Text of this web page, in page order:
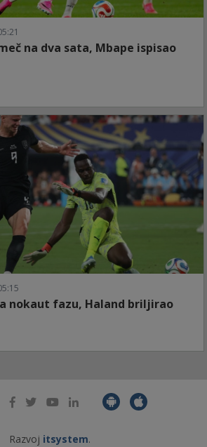
na dva sata, Mbape ispisao
nokaut fazu, Haland briljirao
Razvoj itsystem.